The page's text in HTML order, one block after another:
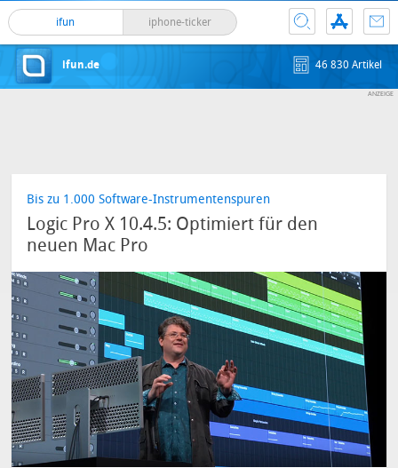
ifun iphone-ticker
ifun.de 46 830 Artikel
Bis zu 1.000 Software-Instrumentenspuren
Logic Pro X 10.4.5: Optimiert für den
neuen Mac Pro